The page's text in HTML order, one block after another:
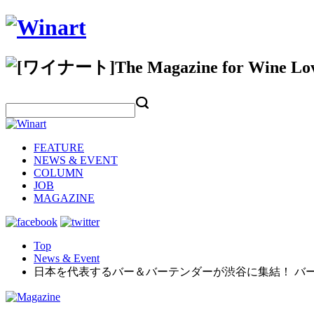
FEATURE
NEWS & EVENT
COLUMN
JOB
MAGAZINE
Top
News & Event
日本を代表するバー＆バーテンダーが渋谷に集結！ バ